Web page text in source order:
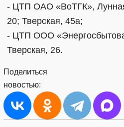
- ЦТП ОАО «ВоТГК»,
20; Тверская, 45а;
- ЦТП ООО
Тверская, 26.
Поделиться
новостью: